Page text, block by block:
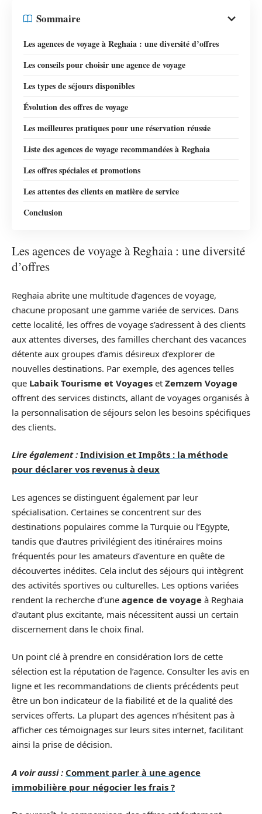
Sommaire
Les agences de voyage à Reghaia : une diversité d’offres
Les conseils pour choisir une agence de voyage
Les types de séjours disponibles
Évolution des offres de voyage
Les meilleures pratiques pour une réservation réussie
Liste des agences de voyage recommandées à Reghaia
Les offres spéciales et promotions
Les attentes des clients en matière de service
Conclusion
Les agences de voyage à Reghaia : une diversité
d’offres
Reghaia abrite une multitude d’agences de voyage,
chacune proposant une gamme variée de services. Dans
cette localité, les offres de voyage s’adressent à des clients
aux attentes diverses, des familles cherchant des vacances
détente aux groupes d’amis désireux d’explorer de
nouvelles destinations. Par exemple, des agences telles
que Labaik Tourisme et Voyages et Zemzem Voyage
offrent des services distincts, allant de voyages organisés à
la personnalisation de séjours selon les besoins spécifiques
des clients.
Lire également : Indivision et Impôts : la méthode
pour déclarer vos revenus à deux
Les agences se distinguent également par leur
spécialisation. Certaines se concentrent sur des
destinations populaires comme la Turquie ou l’Egypte,
tandis que d’autres privilégient des itinéraires moins
fréquentés pour les amateurs d’aventure en quête de
découvertes inédites. Cela inclut des séjours qui intègrent
des activités sportives ou culturelles. Les options variées
rendent la recherche d’une agence de voyage à Reghaia
d’autant plus excitante, mais nécessitent aussi un certain
discernement dans le choix final.
Un point clé à prendre en considération lors de cette
sélection est la réputation de l’agence. Consulter les avis en
ligne et les recommandations de clients précédents peut
être un bon indicateur de la fiabilité et de la qualité des
services offerts. La plupart des agences n’hésitent pas à
afficher ces témoignages sur leurs sites internet, facilitant
ainsi la prise de décision.
A voir aussi : Comment parler à une agence
immobilière pour négocier les frais ?